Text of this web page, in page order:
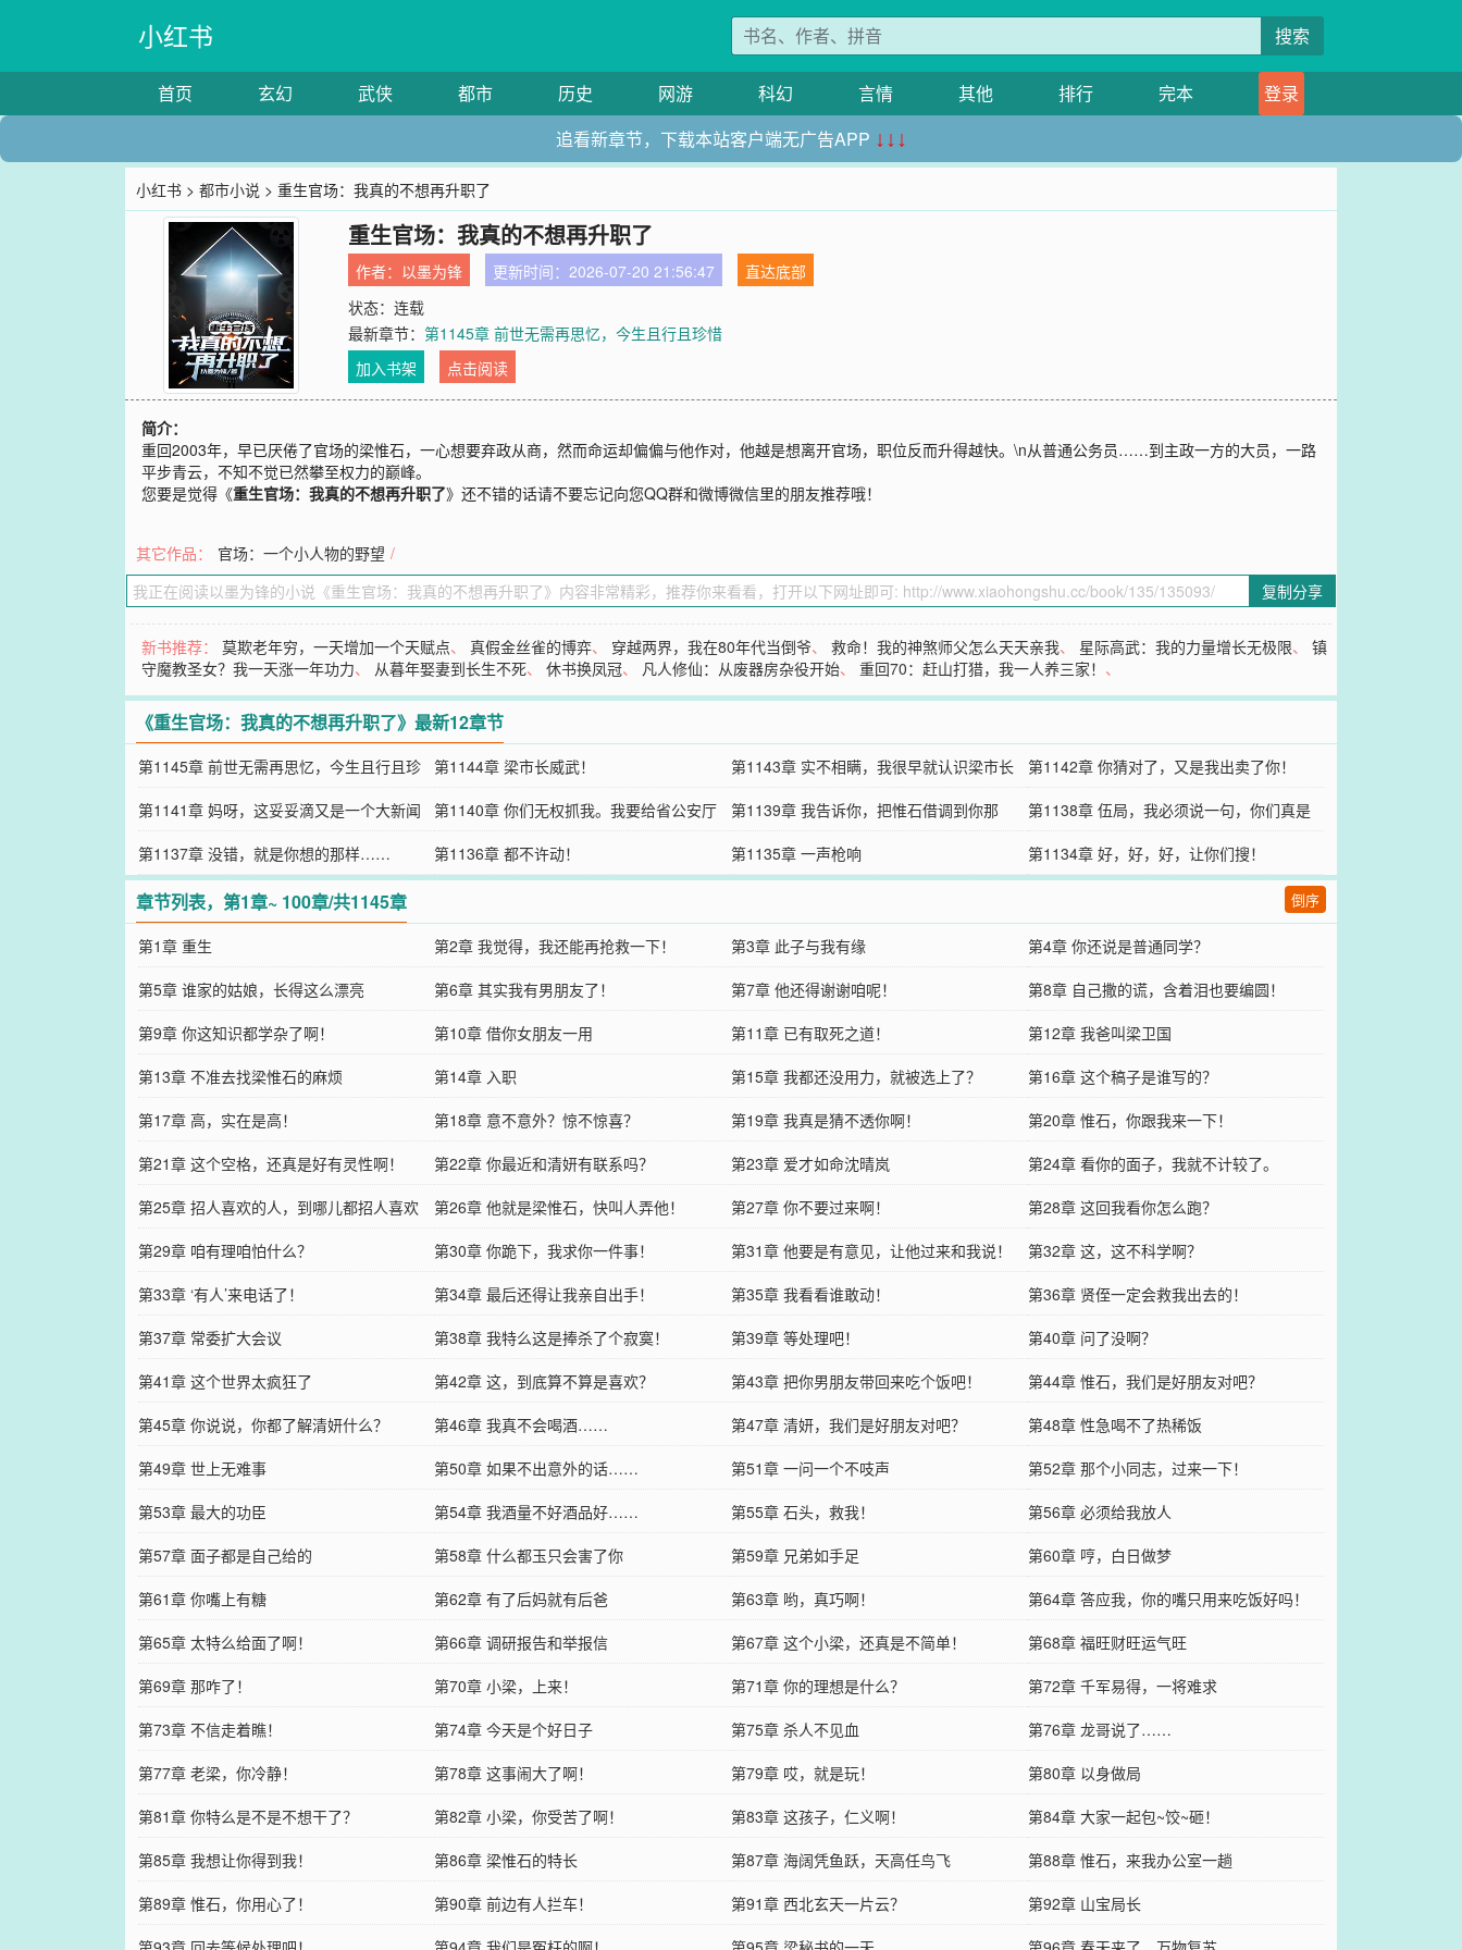
小红书 搜索
首页 玄幻 武侠 都市 历史 网游 科幻 言情 其他 排行 完本
登录
追看新章节，下载本站客户端无广告APP ↓↓↓
小红书 >都市小说 > 重生官场：我真的不想再升职了
重生官场：我真的不想再升职了
作者： 以墨为锋 更新时间：2026-07-20 21:56:47
直达底部
状态：连载
最新章节：第1145章 前世无需再思忆，今生且行且珍惜
加入书架
点击阅读
简介：
重回2003年，早已厌倦了官场的梁惟石，一心想要弃政从商，然而命运却偏偏与他作对，他越是想离开官场，职位反而升得越快。\n从普通公务员……到主政一方的大员，一路
平步青云，不知不觉已然攀至权力的巅峰。
您要是觉得《重生官场：我真的不想再升职了》还不错的话请不要忘记向您QQ群和微博微信里的朋友推荐哦！
其它作品： 官场：一个小人物的野望 /
复制分享
新书推荐：莫欺老年穷，一天增加一个天赋点、真假金丝雀的博弈、 穿越两界，我在80年代当倒爷、救命！我的神煞师父怎么天天亲我、 星际高武：我的力量增长无极限、镇
守魔教圣女？我一天涨一年功力、 从暮年娶妻到长生不死、休书换凤冠、 凡人修仙：从废器房杂役开始、重回70：赶山打猎，我一人养三家！ 、
《重生官场：我真的不想再升职了》最新12章节
第1145章 前世无需再思忆，今生且行且珍
惜
第1144章 梁市长威武！
第1143章 实不相瞒，我很早就认识梁市长
了！
第1142章 你猜对了，又是我出卖了你！
第1141章 妈呀，这妥妥滴又是一个大新闻
啊！
第1140章 你们无权抓我。我要给省公安厅
打电话……
第1139章 我告诉你，把惟石借调到你那
里，算你捡了大便宜！
第1138章 伍局，我必须说一句，你们真是
太牛了！
第1137章 没错，就是你想的那样…… 第1136章 都不许动！ 第1135章 一声枪响 第1134章 好，好，好，让你们搜！
章节列表，第1章~ 100章/共1145章 倒序
第1章 重生 第2章 我觉得，我还能再抢救一下！ 第3章 此子与我有缘
第4章 你还说是普通同学？
第5章 谁家的姑娘，长得这么漂亮
第6章 其实我有男朋友了！ 第7章 他还得谢谢咱呢！
第8章 自己撒的谎，含着泪也要编圆！
第9章 你这知识都学杂了啊！
第10章 借你女朋友一用 第11章 已有取死之道！
第12章 我爸叫梁卫国
第13章 不准去找梁惟石的麻烦
第14章 入职 第15章 我都还没用力，就被选上了？
第16章 这个稿子是谁写的？
第17章 高，实在是高！
第18章 意不意外？惊不惊喜？ 第19章 我真是猜不透你啊！
第20章 惟石，你跟我来一下！
第21章 这个空格，还真是好有灵性啊！
第22章 你最近和清妍有联系吗？ 第23章 爱才如命沈晴岚
第24章 看你的面子，我就不计较了。
第25章 招人喜欢的人，到哪儿都招人喜欢
第26章 他就是梁惟石，快叫人弄他！ 第27章 你不要过来啊！
第28章 这回我看你怎么跑？
第29章 咱有理咱怕什么？
第30章 你跪下，我求你一件事！ 第31章 他要是有意见，让他过来和我说！
第32章 这，这不科学啊？
第33章 ‘有人’来电话了！
第34章 最后还得让我亲自出手！ 第35章 我看看谁敢动！
第36章 贤侄一定会救我出去的！
第37章 常委扩大会议
第38章 我特么这是捧杀了个寂寞！ 第39章 等处理吧！
第40章 问了没啊？
第41章 这个世界太疯狂了
第42章 这，到底算不算是喜欢？ 第43章 把你男朋友带回来吃个饭吧！
第44章 惟石，我们是好朋友对吧？
第45章 你说说，你都了解清妍什么？
第46章 我真不会喝酒…… 第47章 清妍，我们是好朋友对吧？
第48章 性急喝不了热稀饭
第49章 世上无难事
第50章 如果不出意外的话…… 第51章 一问一个不吱声
第52章 那个小同志，过来一下！
第53章 最大的功臣
第54章 我酒量不好酒品好…… 第55章 石头，救我！
第56章 必须给我放人
第57章 面子都是自己给的
第58章 什么都玉只会害了你 第59章 兄弟如手足
第60章 哼，白日做梦
第61章 你嘴上有糖
第62章 有了后妈就有后爸 第63章 哟，真巧啊！
第64章 答应我，你的嘴只用来吃饭好吗！
第65章 太特么给面了啊！
第66章 调研报告和举报信 第67章 这个小梁，还真是不简单！
第68章 福旺财旺运气旺
第69章 那咋了！
第70章 小梁，上来！ 第71章 你的理想是什么？
第72章 千军易得，一将难求
第73章 不信走着瞧！
第74章 今天是个好日子 第75章 杀人不见血
第76章 龙哥说了……
第77章 老梁，你冷静！
第78章 这事闹大了啊！ 第79章 哎，就是玩！
第80章 以身做局
第81章 你特么是不是不想干了？
第82章 小梁，你受苦了啊！ 第83章 这孩子，仁义啊！
第84章 大家一起包~饺~砸！
第85章 我想让你得到我！
第86章 梁惟石的特长 第87章 海阔凭鱼跃，天高任鸟飞
第88章 惟石，来我办公室一趟
第89章 惟石，你用心了！
第90章 前边有人拦车！ 第91章 西北玄天一片云？
第92章 山宝局长